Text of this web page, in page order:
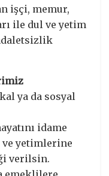
işçi, memur,
ile dul ve yetim
ya da sosyal
idame
yetimlerine
verilsin.